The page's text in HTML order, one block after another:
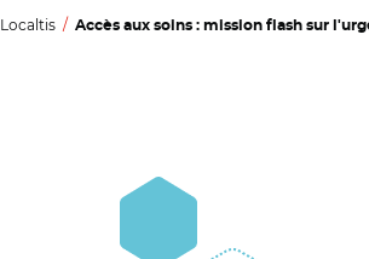
Localtis Accès aux soins : mission flash sur